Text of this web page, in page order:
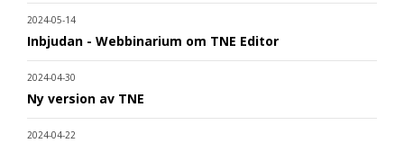
2024-05-14
Inbjudan - Webbinarium om TNE Editor
2024-04-30
Ny version av TNE
2024-04-22